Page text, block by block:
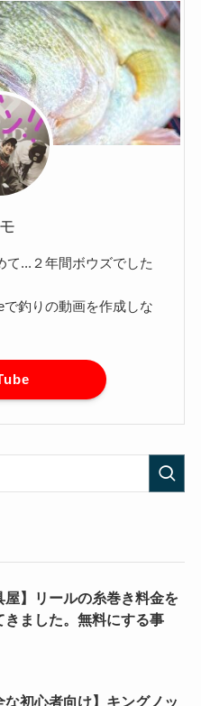
て...２年間ボウズでした
釣りの動画を作成しな
屋】リールの糸巻き料金を
きました。無料にする事
な初心者向け】キングノッ